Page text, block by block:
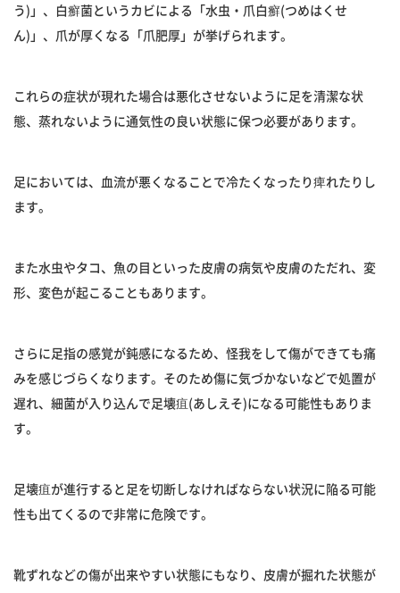
う)」、白癬菌というカビによる「水虫・爪白癬(つめはくせ
ん)」、爪が厚くなる「爪肥厚」が挙げられます。
これらの症状が現れた場合は悪化させないように足を清潔な状
態、蒸れないように通気性の良い状態に保つ必要があります。
足においては、血流が悪くなることで冷たくなったり痺れたりし
ます。
また水虫やタコ、魚の目といった皮膚の病気や皮膚のただれ、変
形、変色が起こることもあります。
さらに足指の感覚が鈍感になるため、怪我をして傷ができても痛
みを感じづらくなります。そのため傷に気づかないなどで処置が
遅れ、細菌が入り込んで足壊疽(あしえそ)になる可能性もありま
す。
足壊疽が進行すると足を切断しなければならない状況に陥る可能
性も出てくるので非常に危険です。
靴ずれなどの傷が出来やすい状態にもなり、皮膚が掘れた状態が